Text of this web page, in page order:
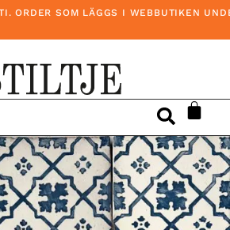
SOM LÄGGS I WEBBUTIKEN